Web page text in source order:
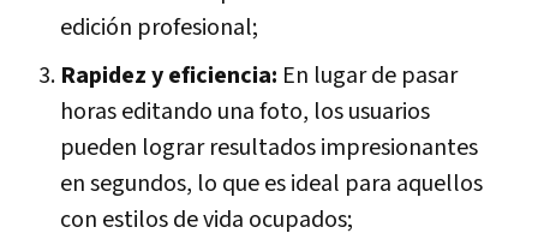
edición profesional;
Rapidez y eficiencia: En lugar de pasar
horas editando una foto, los usuarios
pueden lograr resultados impresionantes
en segundos, lo que es ideal para aquellos
con estilos de vida ocupados;